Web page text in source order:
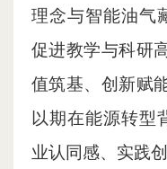
理念与智能油气
促进教学与科研
值筑基、创新赋
以期在能源转型
业认同感、实践